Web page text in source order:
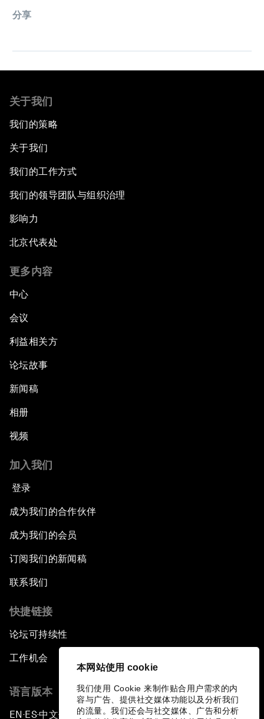
本网站使用 cookie
我们使用 Cookie 来制作贴合用户需求的内
容与广告、提供社交媒体功能以及分析我们
的流量。我们还会与社交媒体、广告和分析
分享
关于我们
我们的策略
关于我们
我们的工作方式
我们的领导团队与组织治理
影响力
北京代表处
更多内容
中心
会议
利益相关方
论坛故事
新闻稿
相册
视频
加入我们
登录
成为我们的合作伙伴
成为我们的会员
订阅我们的新闻稿
联系我们
快捷链接
论坛可持续性
工作机会
语言版本
EN ▪ ES▪中文▪ 日本語